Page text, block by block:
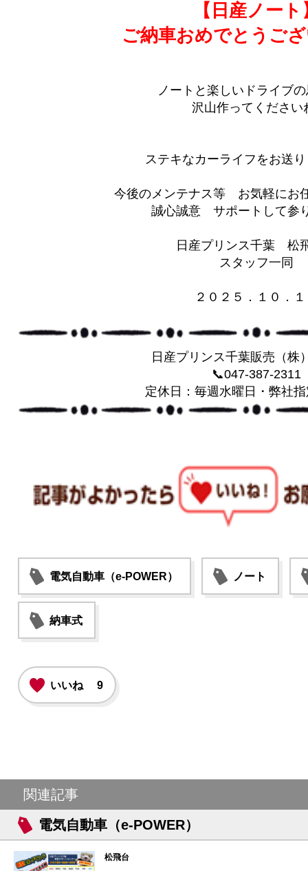
【日産ノート
ご納車おめでとうご
ノートと楽しいドライブ
沢山作ってください
ステキなカーライフをお送
今後のメンテナス等 お気軽にお
誠心誠意 サポートして参
日産プリンス千葉 松
スタッフ一同
２０２５．１０．
日産プリンス千葉販売（株
📞047-387-2311
定休日：毎週水曜日・弊社
電気自動車（e-POWER） ノート
納車式
いいね 9
関連記事
電気自動車（e-POWER）
松飛台